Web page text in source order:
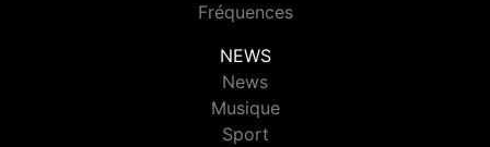
Fréquences
NEWS
News
Musique
Sport